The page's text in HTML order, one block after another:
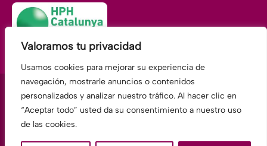
Valoramos tu privacidad
Usamos cookies para mejorar su experiencia de
navegación, mostrarle anuncios o contenidos
personalizados y analizar nuestro tráfico. Al hacer clic en
“Aceptar todo” usted da su consentimiento a nuestro uso
de las cookies.